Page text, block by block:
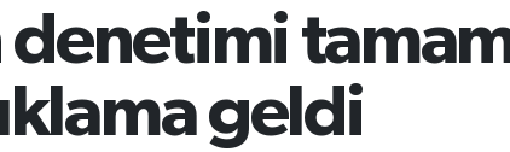
BİST100
13.887
%64
BITCOIN
64.360,53
%-0.76
geldi